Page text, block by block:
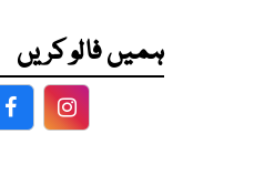
ہمیں فالو کریں
FacebookFacebook